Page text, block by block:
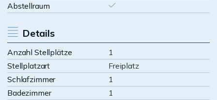
Abstellraum
Details
Anzahl Stellplätze
1
Stellplatzart
Freiplatz
Schlafzimmer
1
Badezimmer
1